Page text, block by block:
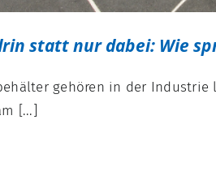
statt nur dabei: Wie
gehören in der
[...]